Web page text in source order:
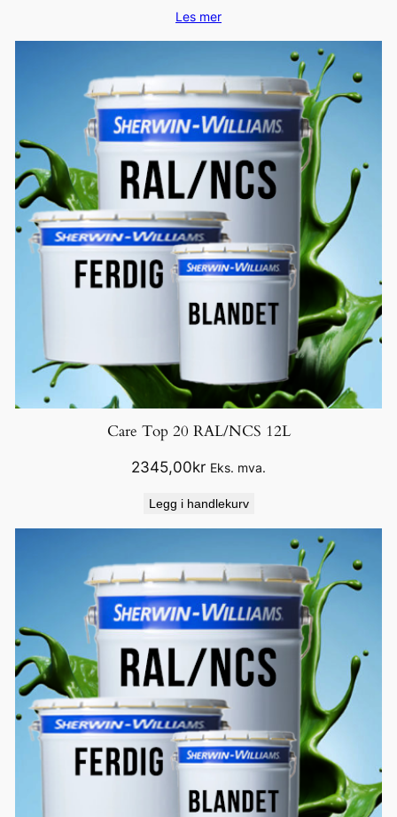
Les mer
Care Top 20 RAL/NCS 12L
2345,00kr Eks. mva.
Legg i handlekurv